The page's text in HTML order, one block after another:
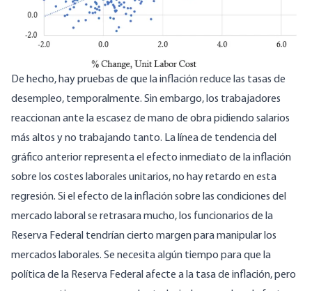
De hecho, hay pruebas de que la inflación reduce las tasas de
desempleo, temporalmente. Sin embargo, los trabajadores
reaccionan ante la escasez de mano de obra pidiendo salarios
más altos yno trabajando tanto. La línea de tendencia del
gráfico anterior representa el efecto inmediato de la inflación
sobre los costes laborales unitarios, no hay retardo en esta
regresión. Si el efecto de la inflación sobre las condiciones del
mercado laboral se retrasara mucho, los funcionarios de la
Reserva Federal tendrían cierto margen para manipular los
mercados laborales. Se necesita algún tiempo para que la
política de la Reserva Federal afecte a la tasa de inflación, pero